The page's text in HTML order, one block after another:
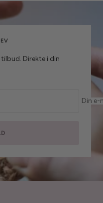
4
Direkte i din
Din e-